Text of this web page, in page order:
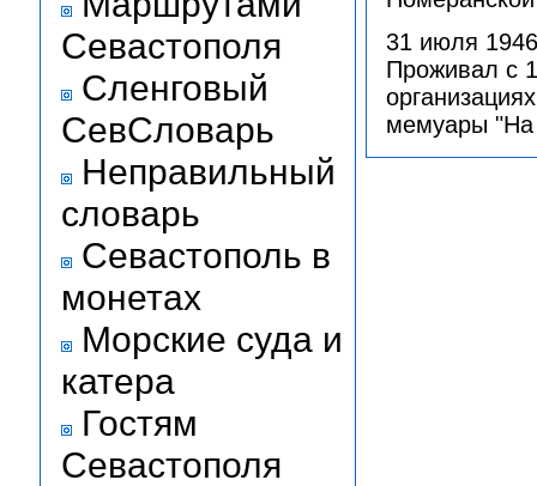
Севастополя
Сленговый
СевСловарь
Неправильный
словарь
Севастополь в
монетах
Морские суда и
катера
Гостям
Севастополя
31 июля
Проживал с
мемуары "На